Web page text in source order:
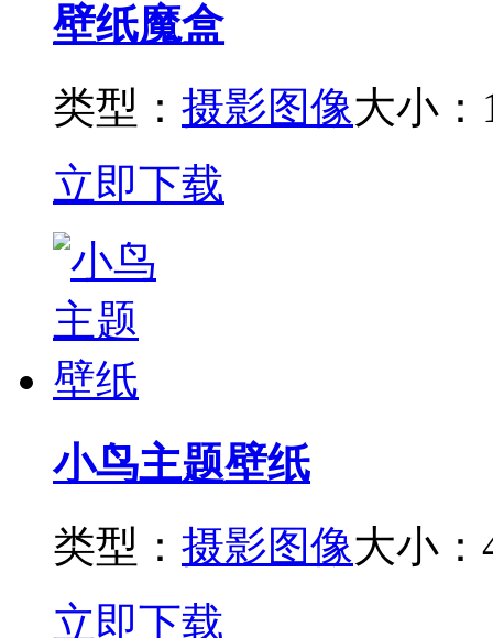
壁纸魔盒
类型： 摄影图像大小：
立即下载
小鸟主题壁纸
类型： 摄影图像大小：
立即下载